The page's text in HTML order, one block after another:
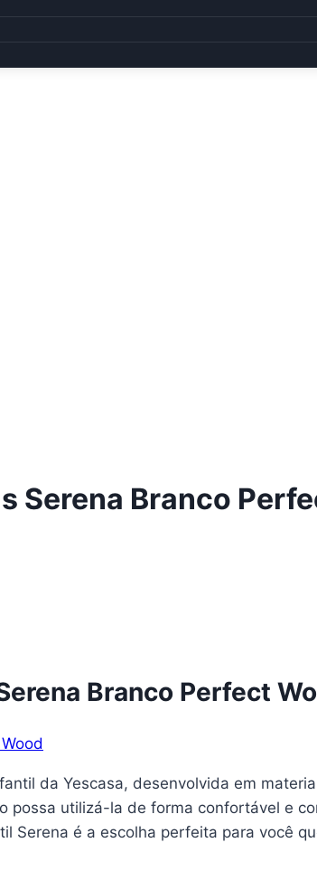
Serena Branco
Branco Perfect
da Yescasa, desenvolvida em
possa utilizá-la de forma confortável e
Serena é a escolha perfeita para você